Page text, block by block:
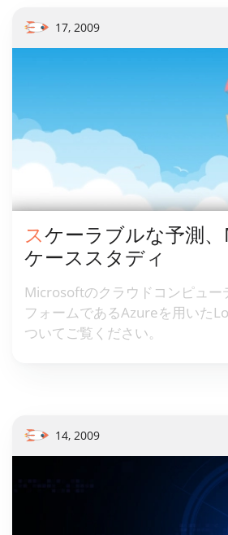
17, 2009
スケーラブルな予測、Microsoftの
ケーススタディ
Microsoftのクラウドコンピュー
フォームであるAzureを用いた
ついてご覧ください。
14, 2009